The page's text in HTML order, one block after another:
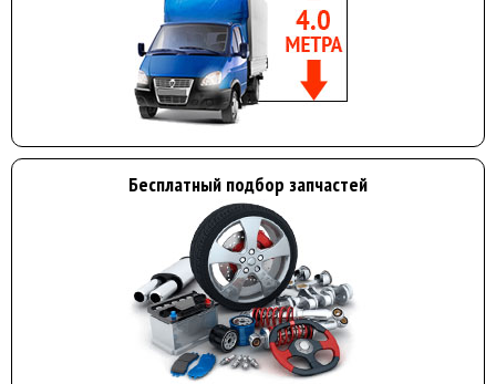
Бесплатный подбор запчастей